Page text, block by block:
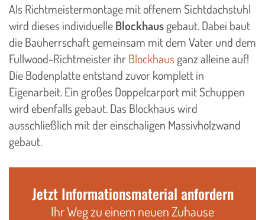
Als Richtmeistermontage mit offenem Sichtdachstuhl
wird dieses individuelleBlockhausgebaut. Dabei baut
die Bauherrschaft gemeinsam mit dem Vater und dem
Fullwood-Richtmeister ihrBlockhaus ganz alleine auf!
Die Bodenplatte entstand zuvor komplett in
Eigenarbeit. Ein großes Doppelcarport mit Schuppen
wird ebenfalls gebaut. Das Blockhaus wird
ausschließlich mit der einschaligen Massivholzwand
gebaut.
Jetzt Informationsmaterial anfordern
Ihr Weg zu einem neuen Zuhause